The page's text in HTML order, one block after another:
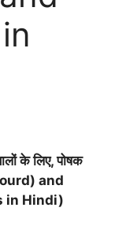
के लिए, पोषक
and
in Hindi)